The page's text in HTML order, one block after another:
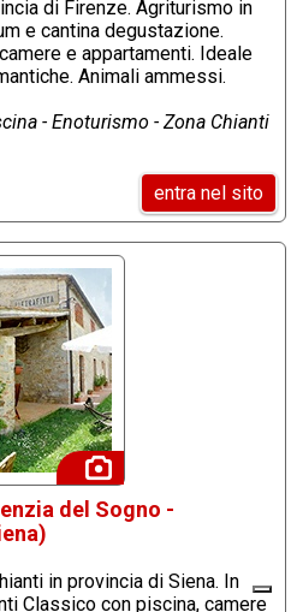
di Firenze. Agriturismo in
e cantina degustazione.
e appartamenti. Ideale
Animali ammessi.
- Enoturismo - Zona Chianti
entra nel sito
del Sogno -
in provincia di Siena. In
Classico con piscina, camere